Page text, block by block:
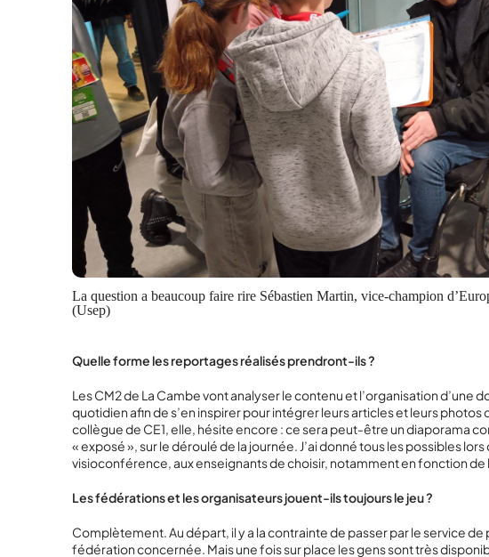
La question a beaucoup faire rire Sébastien Martin, vice-champion
(Usep)
Quelle forme les reportages réalisés prendront-ils ?
Les CM2 de La Cambe vont analyser le contenu et l’organisation d’une
quotidien afin de s’en inspirer pour intégrer leurs articles et leurs photos
collègue de CE1, elle, hésite encore : ce sera peut-être un diaporama
« exposé », sur le déroulé de la journée. J’ai donné tous les possibles lors
visioconférence, aux enseignants de choisir, notamment en fonction de
Les fédérations et les organisateurs jouent-ils toujours le jeu ?
Complètement. Au départ, il y a la contrainte de passer par le service de
fédération concernée. Mais une fois sur place les gens sont très